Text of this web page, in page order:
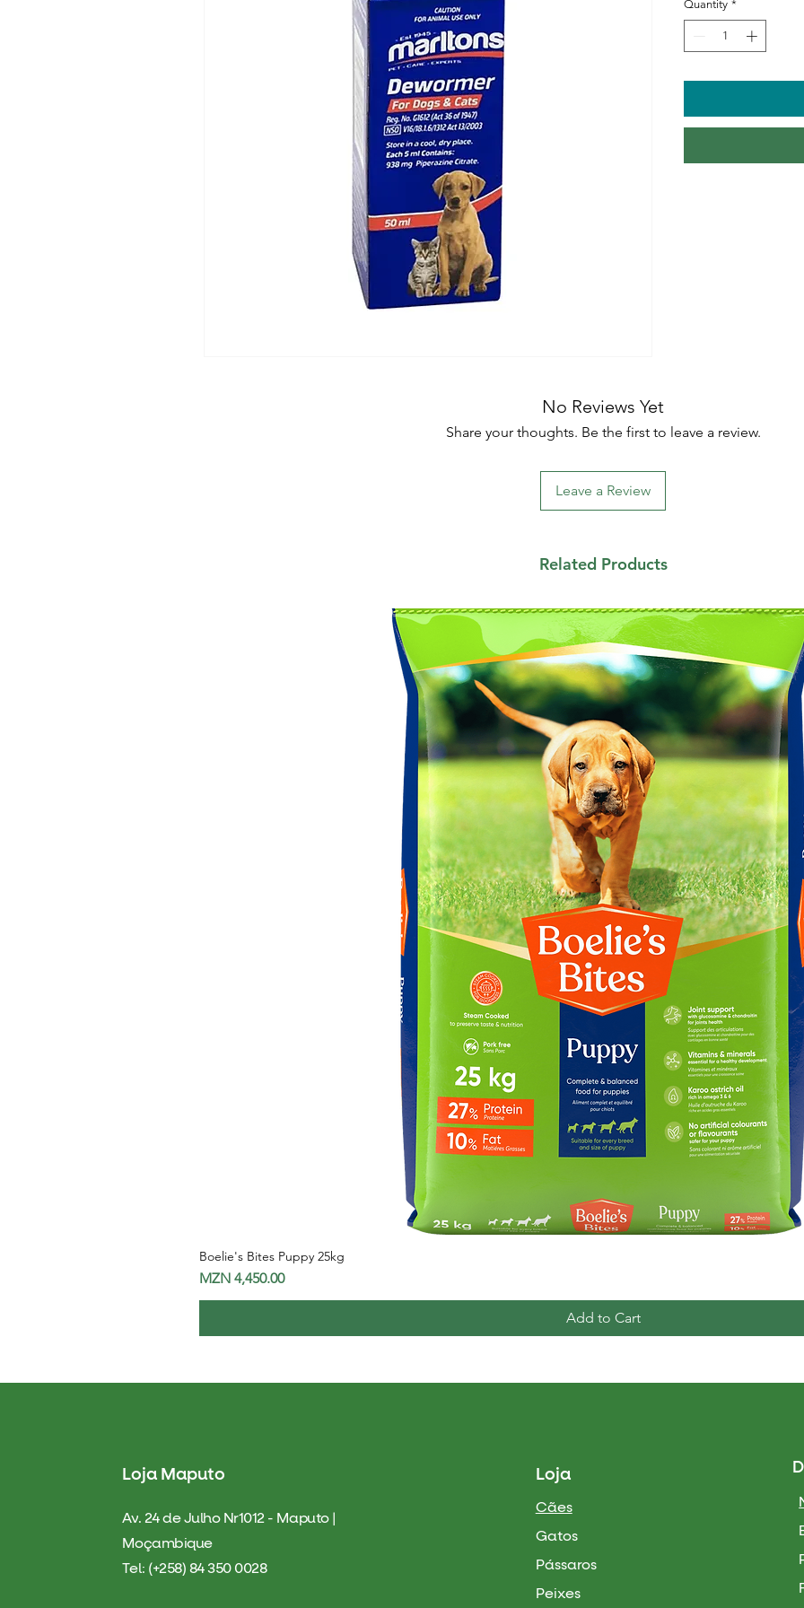
Quantity *
No Reviews Yet
Share your thoughts. Be the first to leave a review.
Leave a Review
Related Products
Boelie's Bites Puppy 25kg
Price
MZN 4,450.00
Add to Cart
Loja Maputo
Av. 24 de Julho Nr1012 - Maputo |
Moçambique
Tel: (+258) 84 350 0028
Loja
Cães
Gatos
Pássaros
Peixes